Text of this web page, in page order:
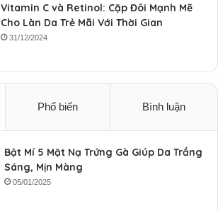
Vitamin C và Retinol: Cặp Đôi Mạnh Mẽ
Cho Làn Da Trẻ Mãi Với Thời Gian
31/12/2024
Phổ biến Bình luận
Bật Mí 5 Mặt Nạ Trứng Gà Giúp Da Trắng
Sáng, Mịn Màng
05/01/2025